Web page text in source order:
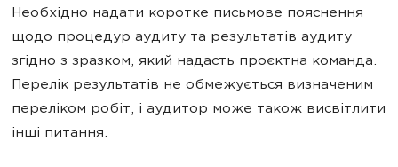
Необхідно надати коротке письмове пояснення
щодо процедур аудиту та результатів аудиту
згідно з зразком, який надасть проєктна команда.
Перелік результатів не обмежується визначеним
переліком робіт, і аудитор може також висвітлити
інші питання.